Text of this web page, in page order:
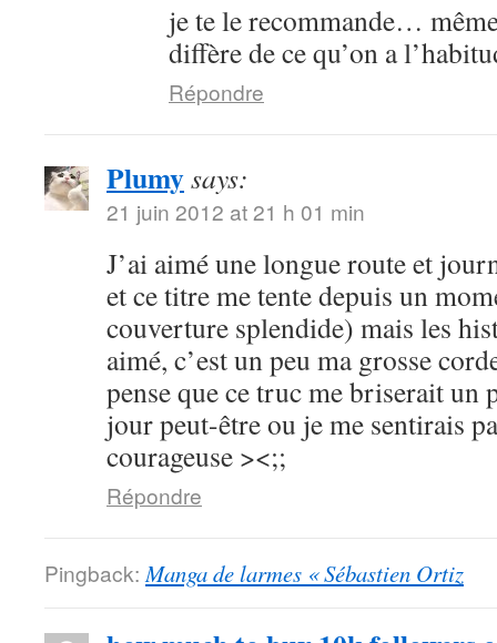
je te le recommande…
diffère de ce qu’on a
Répondre
Plumysays:
21 juin 2012 at 21 h 01 min
J’ai aimé une longue route et
et ce titre me tente depuis un
couverture splendide) mais les
aimé, c’est un peu ma grosse
pense que ce truc me briserait un
jour peut-être ou je me sentirais
courageuse ><;;
Répondre
Pingback: Manga de larmes « Sébastien Ortiz